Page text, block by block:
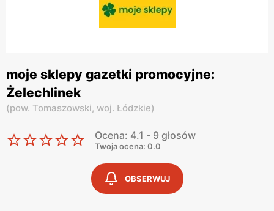
moje sklepy gazetki promocyjne:
Żelechlinek
(pow. Tomaszowski, woj. Łódzkie)
Ocena: 4.1 - 9 głosów
Twoja ocena: 0.0
OBSERWUJ